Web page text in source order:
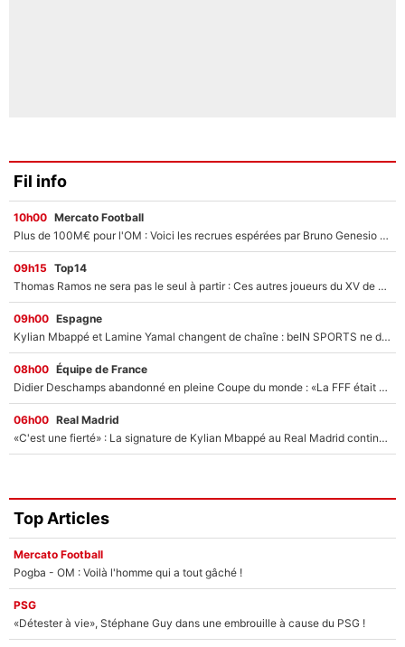
Fil info
10h00 Mercato Football
Plus de 100M€ pour l'OM : Voici les recrues espérées par Bruno Genesio et Grégory Lorenzi après l’opération dégraissage
09h15 Top14
Thomas Ramos ne sera pas le seul à partir : Ces autres joueurs du XV de France pourraient aussi quitter le Stade Toulousain, un club de Top 14 est déjà sur les rangs
09h00 Espagne
Kylian Mbappé et Lamine Yamal changent de chaîne : beIN SPORTS ne digère pas cette décision historique et prédit un fiasco pour la Liga
08h00 Équipe de France
Didier Deschamps abandonné en pleine Coupe du monde : «La FFF était déjà passée à Zinedine Zidane»
06h00 Real Madrid
«C'est une fierté» : La signature de Kylian Mbappé au Real Madrid continue de régaler l'Espagne
Top Articles
Mercato Football
Pogba - OM : Voilà l'homme qui a tout gâché !
PSG
«Détester à vie», Stéphane Guy dans une embrouille à cause du PSG !